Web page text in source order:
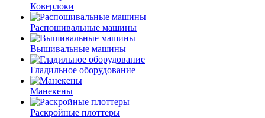
Коверлоки
Распошивальные машины
Вышивальные машины
Гладильное оборудование
Манекены
Раскройные плоттеры